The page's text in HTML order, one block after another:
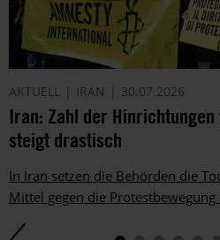
AKTUELL IRAN 30.07.2026
Iran: Zahl der
steigt drastisch
In Iran setzen die Behörden die
Mittel gegen die Protestbewegung